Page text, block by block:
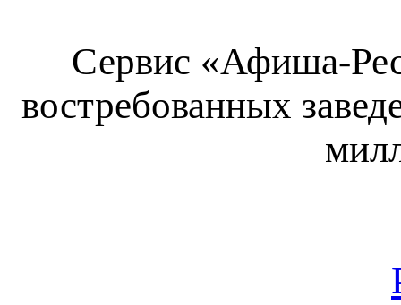
Сервис «Афиша-
востребованных